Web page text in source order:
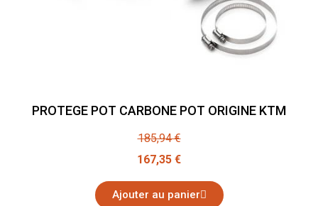
PROTEGE POT CARBONE POT ORIGINE KTM
185,94 €
167,35 €
Ajouter au panier